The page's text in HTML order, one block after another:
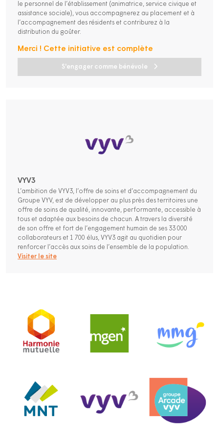
le personnel de l’établissement (animatrice, service civique et
assistance sociale), vous accompagnerez au placement et à
l’accompagnement des résidents et contriburez à la
distribution du goûter.
S'engager comme bénévole
Merci ! Cette initiative est complète
VYV3
L’ambition de VYV3, l’offre de soins et d’accompagnement du
Groupe VYV, est de développer au plus près des territoires une
offre de soins de qualité, innovante, performante, accessible à
tous et adaptée aux besoins de chacun. A travers la diversité
de son offre et fort de l’engagement humain de ses 33 000
collaborateurs et 1 700 élus, VYV3 agit au quotidien pour
renforcer l’accès aux soins de l’ensemble de la population.
Visiter le site